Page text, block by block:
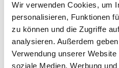
Wir verwenden Cookies, um
personalisieren, Funktionen
zu können und die Zugriffe
analysieren. Außerdem
Verwendung unserer
soziale Medien, Werbung
Kindgerechte
Passform
All unsere Schuhe sind
auf die Bedürfnisse